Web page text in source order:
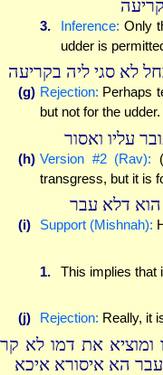
3. Inference: Only
udder is
לא סגי ליה בקריעה
(g) Rejection: Perhaps
but not for the
עליו ואסור
(h) Version #2 (Rav):
transgress, but it is
הוא דלא עבר
(i) Support (Mishnah):
1. This implies that
(j) Rejection: Really, it
ומוציא את דמו לא
הא איסורא איכא